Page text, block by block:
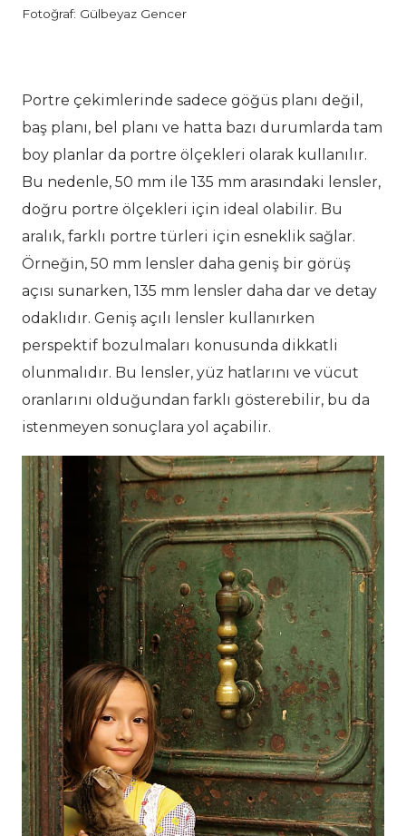
Fotoğraf: Gülbeyaz Gencer
Portre çekimlerinde sadece göğüs planı değil,
baş planı, bel planı ve hatta bazı durumlarda tam
boy planlar da portre ölçekleri olarak kullanılır.
Bu nedenle, 50 mm ile 135 mm arasındaki lensler,
doğru portre ölçekleri için ideal olabilir. Bu
aralık, farklı portre türleri için esneklik sağlar.
Örneğin, 50 mm lensler daha geniş bir görüş
açısı sunarken, 135 mm lensler daha dar ve detay
odaklıdır. Geniş açılı lensler kullanırken
perspektif bozulmaları konusunda dikkatli
olunmalıdır. Bu lensler, yüz hatlarını ve vücut
oranlarını olduğundan farklı gösterebilir, bu da
istenmeyen sonuçlara yol açabilir.